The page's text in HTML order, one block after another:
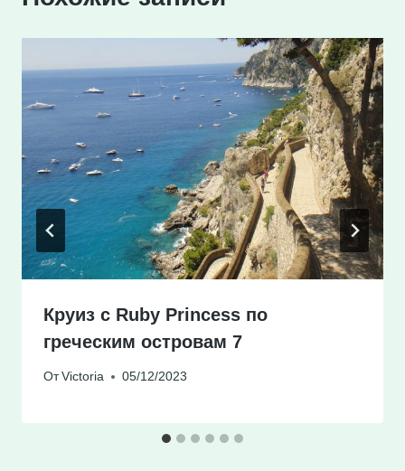
Круиз с Ruby Princess по
греческим островам 7
От Victoria 05/12/2023